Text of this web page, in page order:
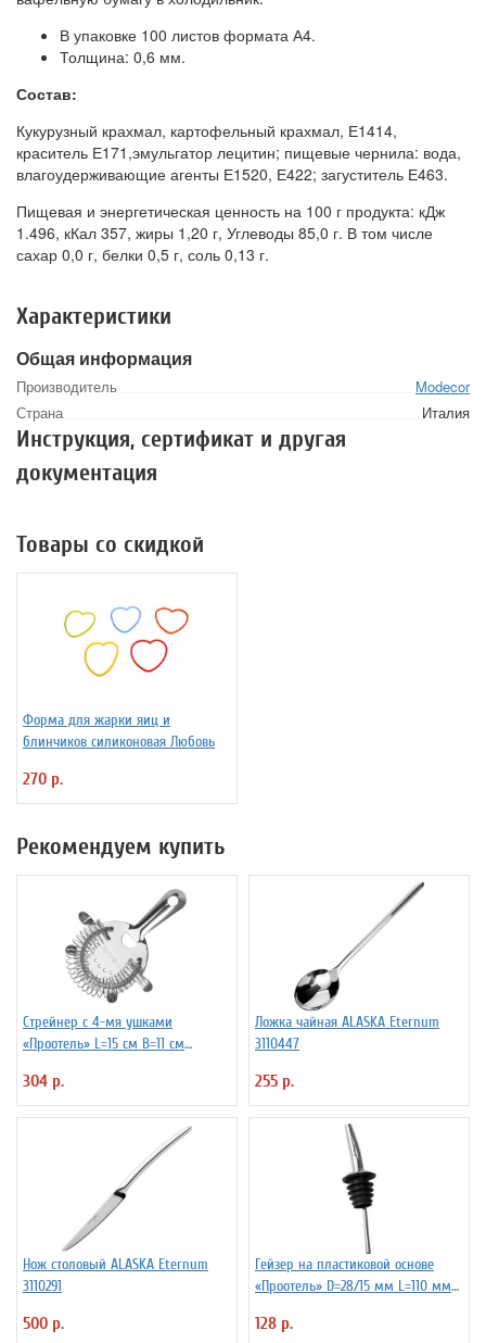
В упаковке 100 листов формата А4.
Толщина: 0,6 мм.
Состав:
Кукурузный крахмал, картофельный крахмал, Е1414,
краситель Е171,эмульгатор лецитин; пищевые чернила: вода,
влагоудерживающие агенты Е1520, Е422; загуститель Е463.
Пищевая и энергетическая ценность на 100 г продукта: кДж
1.496, кКал 357, жиры 1,20 г, Углеводы 85,0 г. В том числе
сахар 0,0 г, белки 0,5 г, соль 0,13 г.
Характеристики
Общая информация
Производитель
Modecor
Страна
Италия
Инструкция, сертификат и другая
документация
Товары со скидкой
Форма для жарки яиц и
блинчиков силиконовая Любовь
270 р.
Рекомендуем купить
Стрейнер с 4-мя ушками
«Проотель» L=15 см B=11 см
304 р.
Ложка чайная ALASKA Eternum
3110447
255 р.
Нож столовый ALASKA Eternum
3110291
500 р.
Гейзер на пластиковой основе
«Проотель» D=28/15 мм L=110 мм
128 р.